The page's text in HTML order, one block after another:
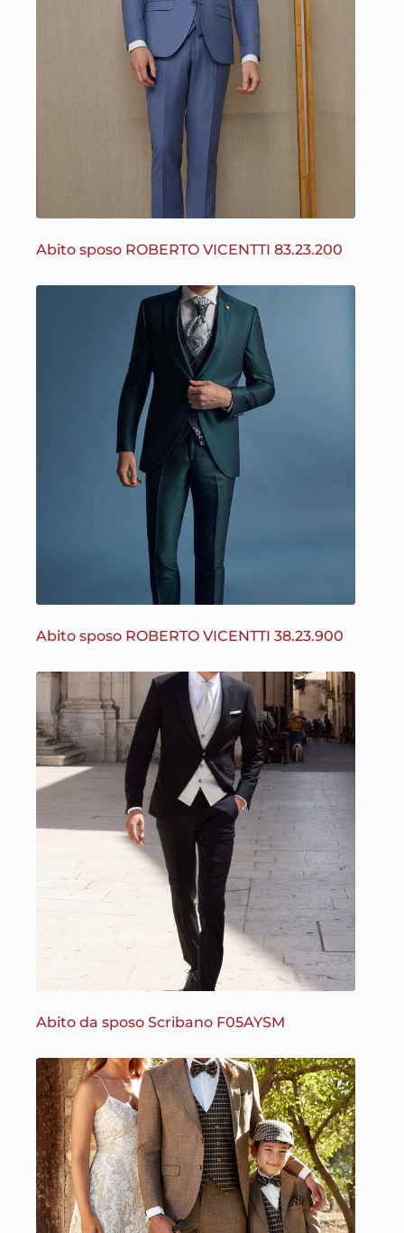
Abito sposo ROBERTO VICENTTI 83.23.200
Abito sposo ROBERTO VICENTTI 38.23.900
Abito da sposo Scribano F05AYSM